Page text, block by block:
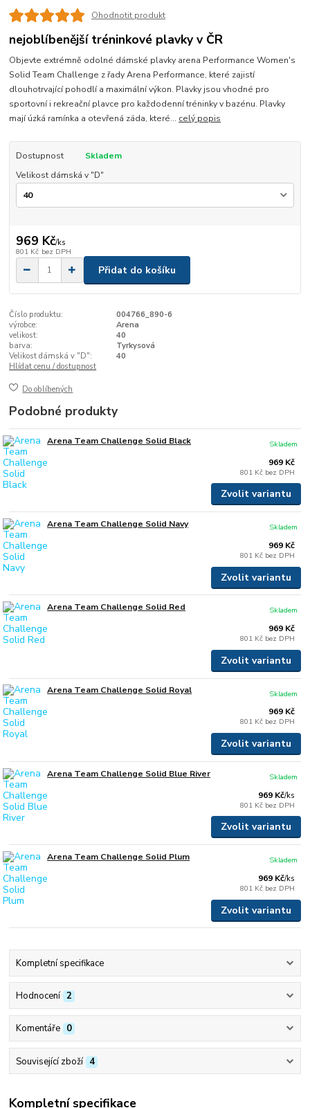
Ohodnotit produkt
nejoblíbenější tréninkové plavky v ČR
Objevte extrémně odolné dámské plavky arena Performance Women's
Solid Team Challenge z řady Arena Performance, které zajistí
dlouhotrvající pohodlí a maximální výkon. Plavky jsou vhodné pro
sportovní i rekreační plavce pro každodenní tréninky v bazénu. Plavky
mají úzká ramínka a otevřená záda, které... celý popis
Dostupnost
Skladem
Velikost dámská v "D"
969 Kč/ks
801 Kč bez DPH
Přidat do košíku
Číslo produktu:
004766_890-6
výrobce:
Arena
velikost:
40
barva:
Tyrkysová
Velikost dámská v "D":
40
Hlídat cenu / dostupnost
Do oblíbených
Podobné produkty
Arena Team Challenge Solid Black
969 Kč
801 Kč bez DPH
Skladem
Zvolit variantu
Arena Team Challenge Solid Navy
969 Kč
801 Kč bez DPH
Skladem
Zvolit variantu
Arena Team Challenge Solid Red
969 Kč
801 Kč bez DPH
Skladem
Zvolit variantu
Arena Team Challenge Solid Royal
969 Kč
801 Kč bez DPH
Skladem
Zvolit variantu
Arena Team Challenge Solid Blue River
969 Kč/ks
801 Kč bez DPH
Skladem
Zvolit variantu
Arena Team Challenge Solid Plum
969 Kč/ks
801 Kč bez DPH
Skladem
Zvolit variantu
Kompletní specifikace
Hodnocení 2
Komentáře 0
Související zboží 4
Kompletní specifikace